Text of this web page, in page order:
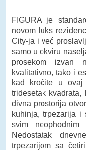
FIGURA je
novom luks
City-ja i već
samo u okviru
prosekom izvan
kvalitativno, tako i
kad kročite u ovaj
tridesetak
divna prostorija
kuhinja, trpezarija i
svim neophodnim
Nedostatak
trpezarijom sa